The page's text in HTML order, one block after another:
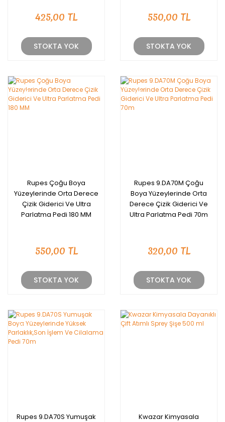
425,00 TL
STOKTA YOK
550,00 TL
STOKTA YOK
YENİ
Rupes Çoğu Boya
Yüzeylerinde Orta Derece
Çizik Giderici Ve Ultra
Parlatma Pedi 180 MM
550,00 TL
STOKTA YOK
YENİ
Rupes 9.DA70M Çoğu
Boya Yüzeylerinde Orta
Derece Çizik Giderici Ve
Ultra Parlatma Pedi 70m
320,00 TL
STOKTA YOK
YENİ
Rupes 9.DA70S Yumuşak
Kwazar Kimyasala